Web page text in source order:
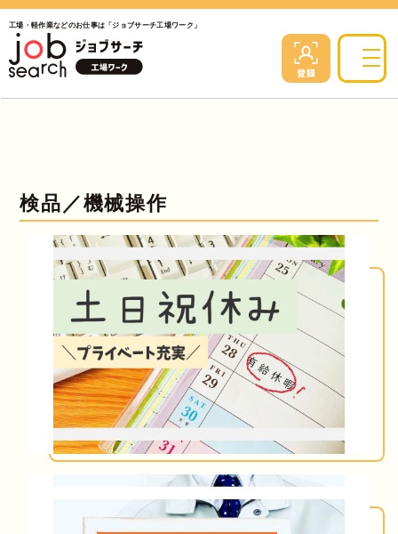
工場・軽作業などのお仕事は「ジョブサーチ工場ワーク」
検品／機械操作